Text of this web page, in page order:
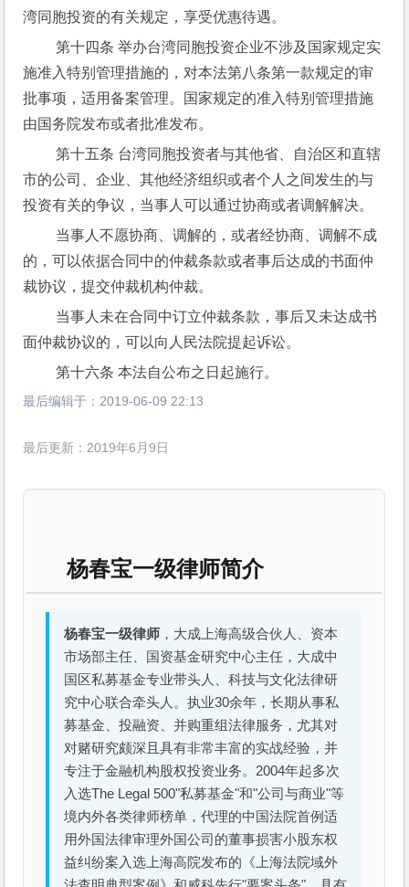
湾同胞投资的有关规定，享受优惠待遇。
第十四条 举办台湾同胞投资企业不涉及国家规定实
施准入特别管理措施的，对本法第八条第一款规定的审
批事项，适用备案管理。国家规定的准入特别管理措施
由国务院发布或者批准发布。
第十五条 台湾同胞投资者与其他省、自治区和直辖
市的公司、企业、其他经济组织或者个人之间发生的与
投资有关的争议，当事人可以通过协商或者调解解决。
的，可以依据合同中的仲裁条款或者事后达成的书面仲
裁协议，提交仲裁机构仲裁。
面仲裁协议的，可以向人民法院提起诉讼。
第十六条 本法自公布之日起施行。
最后编辑于： 2019-06-09 22:13
最后更新：2019年6月9日
杨春宝一级律师简介
杨春宝一级律师 ，大成上海高级合伙人、资本
市场部主任、国资基金研究中心主任，大成中
国区私募基金专业带头人、科技与文化法律研
究中心联合牵头人。执业30余年，长期从事私
募基金、投融资、并购重组法律服务，尤其对
对赌研究颇深且具有非常丰富的实战经验，并
专注于金融机构股权投资业务。2004年起多次
入选The Legal 500"私募基金"和"公司与商业"等
境内外各类律师榜单，代理的中国法院首例适
用外国法律审理外国公司的董事损害小股东权
益纠纷案入选上海高院发布的《上海法院域外